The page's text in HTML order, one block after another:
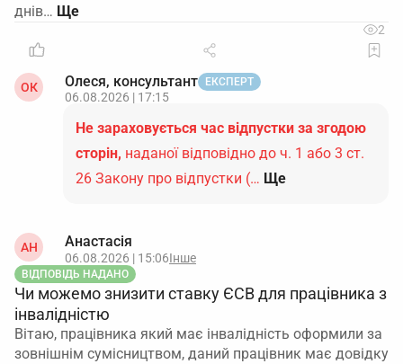
днів…
2
ОК Олеся, консультант ЕКСПЕРТ
06.08.2026 | 17:15
Не зараховується час відпустки за згодою
сторін, наданої відповідно до ч. 1 або 3 ст.
26 Закону про відпустки (… Ще
АН Анастасія
06.08.2026 | 15:06Інше
ВІДПОВІДЬ НАДАНО
Чи можемо знизити ставку ЄСВ для працівника з
інвалідністю
Вітаю, працівника який має інвалідність оформили за
зовнішнім сумісництвом, даний працівник має довідку